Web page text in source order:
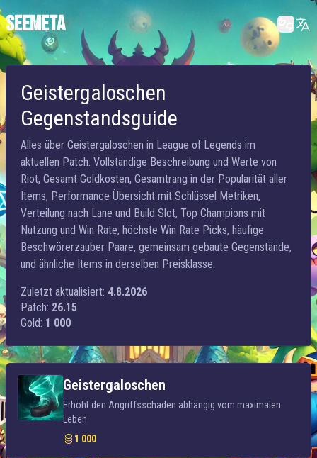
SEEMETA
Geistergaloschen
Gegenstandsguide
Alles über Geistergaloschen in League of Legends im
aktuellen Patch. Vollständige Beschreibung und Werte von
Riot, Gesamt Goldkosten, Gesamtrang in der Popularität aller
Items, Performance Übersicht mit Schlüssel Metriken,
Verteilung nach Lane und Build Slot, Top Champions mit
Nutzung und Win Rate, höchste Win Rate Picks, häufige
Beschwörerzauber Paare, gemeinsam gebaute Gegenstände,
und ähnliche Items in derselben Preisklasse.
Zuletzt aktualisiert: 4.8.2026
Patch: 26.15
Gold: 1 000
Geistergaloschen
Erhöht den Angriffsschaden abhängig vom maximalen
Leben
1 000